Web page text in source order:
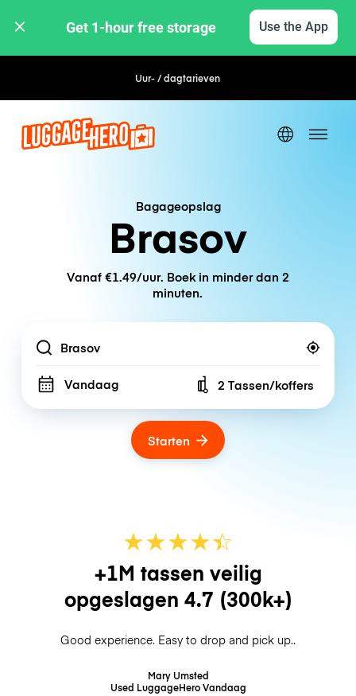
Get 1-hour free storage Use the App
Uur- / dagtarieven
Bagageopslag
Brasov
Vanaf €1.49/uur. Boek in minder dan 2
minuten.
Location
Vandaag Number of bags
2 Tassen/koffers
Starten
★★★★☆
★
+1M tassen veilig
opgeslagen 4.7 (300k+)
Good experience. Easy to drop and pick up..
Mary Umsted
Used LuggageHeroVandaag